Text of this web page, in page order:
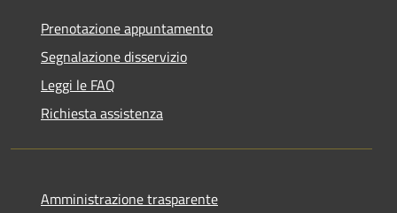
Prenotazione appuntamento
Segnalazione disservizio
Leggi le FAQ
Richiesta assistenza
Amministrazione trasparente